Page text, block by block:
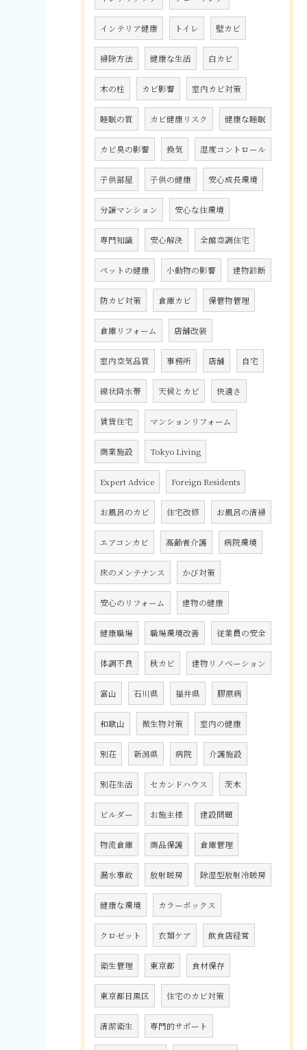
インテリア健康 トイレ 壁カビ
掃除方法 健康な生活 白カビ
木の柱 カビ影響 室内カビ対策
睡眠の質 カビ健康リスク 健康な睡眠
カビ臭の影響 換気 湿度コントロール
子供部屋 子供の健康 安心成長環境
分譲マンション 安心な住環境
専門知識 安心解決 全館空調住宅
ペットの健康 小動物の影響 建物診断
防カビ対策 倉庫カビ 保管物管理
倉庫リフォーム 店舗改装
室内空気品質 事務所 店舗 自宅
線状降水帯 天候とカビ 快適さ
賃貸住宅 マンションリフォーム
商業施設 Tokyo Living
Expert Advice Foreign Residents
お風呂のカビ 住宅改修 お風呂の清掃
エアコンカビ 高齢者介護 病院環境
床のメンテナンス かび対策
安心のリフォーム 建物の健康
健康職場 職場環境改善 従業員の安全
体調不良 秋カビ 建物リノベーション
富山 石川県 福井県 膠原病
和歌山 微生物対策 室内の健康
別荘 新潟県 病院 介護施設
別荘生活 セカンドハウス 茨木
ビルダー お施主様 建設問題
物流倉庫 商品保護 倉庫管理
漏水事故 放射暖房 除湿型放射冷暖房
健康な環境 カラーボックス
クロゼット 衣類ケア 飲食店経営
衛生管理 東京都 食材保存
東京都目黒区 住宅のカビ対策
清潔衛生 専門的サポート